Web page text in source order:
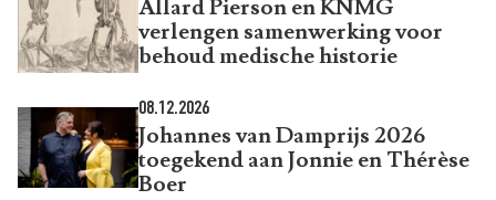
Allard Pierson en KNMG
verlengen samenwerking voor
behoud medische historie
08.12.2026
Johannes van Damprijs 2026
toegekend aan Jonnie en Thérèse
Boer